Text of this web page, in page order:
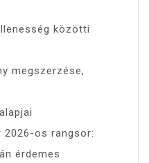
közötti
megszerzése,
2026-os rangsor:
érdemes